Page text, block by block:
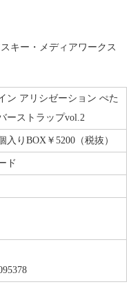
キー・メディアワークス
ン アリシゼーション ぺた
ーストラップvol.2
りBOX￥5200（税抜）
ド